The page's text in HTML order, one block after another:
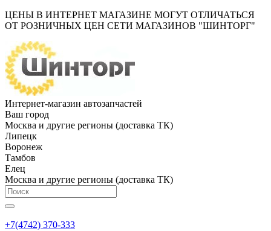
ЦЕНЫ В ИНТЕРНЕТ МАГАЗИНЕ МОГУТ ОТЛИЧАТЬСЯ
ОТ РОЗНИЧНЫХ ЦЕН СЕТИ МАГАЗИНОВ "ШИНТОРГ"
Интернет-магазин автозапчастей
Ваш город
Москва и другие регионы (доставка ТК)
Липецк
Воронеж
Тамбов
Елец
Москва и другие регионы (доставка ТК)
+7(4742) 370-333